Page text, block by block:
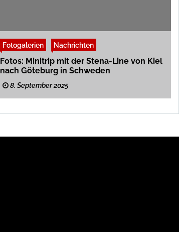
Fotogalerien Nachrichten
Fotos: Minitrip mit der Stena-Line von Kiel
nach Göteburg in Schweden
8. September 2025